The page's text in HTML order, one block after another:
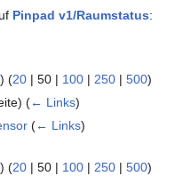
Pinpad v1/Raumstatus:
) (20 | 50 | 100 | 250 | 500)
(← Links)
(← Links)
) (20 | 50 | 100 | 250 | 500)